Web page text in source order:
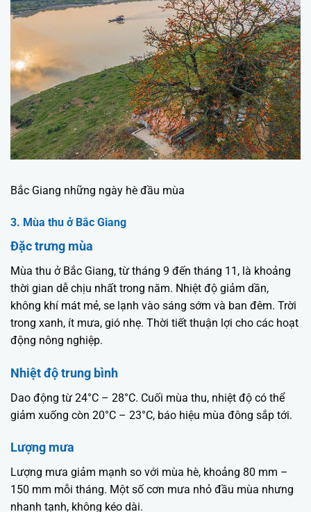
Bắc Giang những ngày hè đầu mùa
3. Mùa thu ở Bắc Giang
Đặc trưng mùa
Mùa thu ở Bắc Giang, từ tháng 9 đến tháng 11, là khoảng
thời gian dễ chịu nhất trong năm. Nhiệt độ giảm dần,
không khí mát mẻ, se lạnh vào sáng sớm và ban đêm. Trời
trong xanh, ít mưa, gió nhẹ. Thời tiết thuận lợi cho các hoạt
động nông nghiệp.
Nhiệt độ trung bình
Dao động từ 24°C – 28°C. Cuối mùa thu, nhiệt độ có thể
giảm xuống còn 20°C – 23°C, báo hiệu mùa đông sắp tới.
Lượng mưa
Lượng mưa giảm mạnh so với mùa hè, khoảng 80 mm –
150 mm mỗi tháng. Một số cơn mưa nhỏ đầu mùa nhưng
nhanh tạnh, không kéo dài.